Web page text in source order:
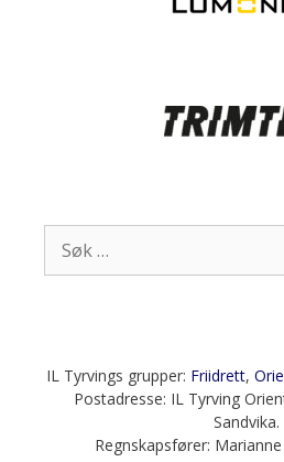
etter:
IL Tyrvings grupper: Friidrett,
Postadresse: IL Tyrving
Sandvika.
Regnskapsfører: